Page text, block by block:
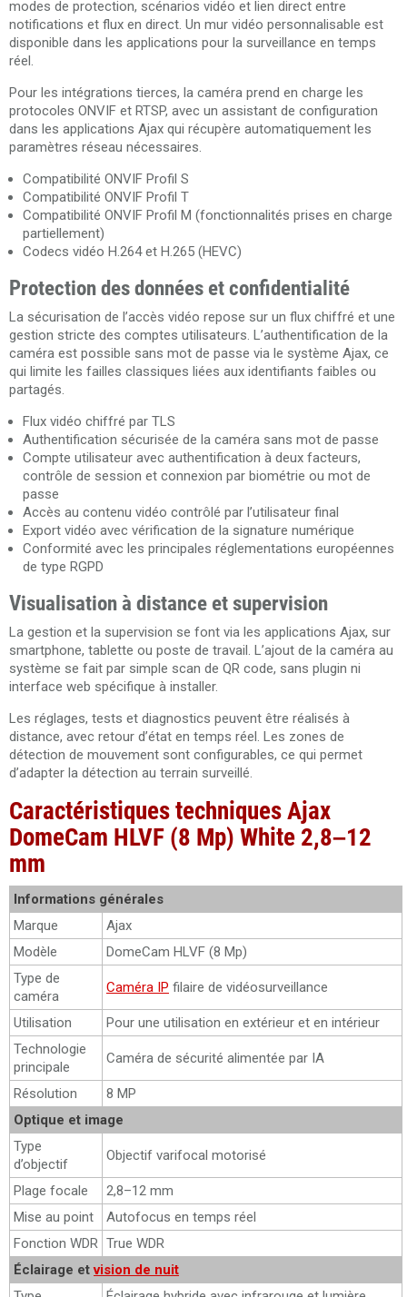
modes de protection, scénarios vidéo et lien direct entre
notifications et flux en direct. Un mur vidéo personnalisable est
disponible dans les applications pour la surveillance en temps
réel.
Pour les intégrations tierces, la caméra prend en charge les
protocoles ONVIF et RTSP, avec un assistant de configuration
dans les applications Ajax qui récupère automatiquement les
paramètres réseau nécessaires.
Compatibilité ONVIF Profil S
Compatibilité ONVIF Profil T
Compatibilité ONVIF Profil M (fonctionnalités prises en charge
partiellement)
Codecs vidéo H.264 et H.265 (HEVC)
Protection des données et confidentialité
La sécurisation de l’accès vidéo repose sur un flux chiffré et une
gestion stricte des comptes utilisateurs. L’authentification de la
caméra est possible sans mot de passe via le système Ajax, ce
qui limite les failles classiques liées aux identifiants faibles ou
partagés.
Flux vidéo chiffré par TLS
Authentification sécurisée de la caméra sans mot de passe
Compte utilisateur avec authentification à deux facteurs,
contrôle de session et connexion par biométrie ou mot de
passe
Accès au contenu vidéo contrôlé par l’utilisateur final
Export vidéo avec vérification de la signature numérique
Conformité avec les principales réglementations européennes
de type RGPD
Visualisation à distance et supervision
La gestion et la supervision se font via les applications Ajax, sur
smartphone, tablette ou poste de travail. L’ajout de la caméra au
système se fait par simple scan de QR code, sans plugin ni
interface web spécifique à installer.
Les réglages, tests et diagnostics peuvent être réalisés à
distance, avec retour d’état en temps réel. Les zones de
détection de mouvement sont configurables, ce qui permet
d’adapter la détection au terrain surveillé.
Caractéristiques techniques Ajax
DomeCam HLVF (8 Mp) White 2,8–12
mm
Informations générales
Marque
Ajax
Modèle
DomeCam HLVF (8 Mp)
Type de
caméra
Caméra IP filaire de vidéosurveillance
Utilisation
Pour une utilisation en extérieur et en intérieur
Technologie
principale
Caméra de sécurité alimentée par IA
Résolution
8 MP
Optique et image
Type
d’objectif
Objectif varifocal motorisé
Plage focale
2,8–12 mm
Mise au point
Autofocus en temps réel
Fonction WDR True WDR
Éclairage etvision de nuit